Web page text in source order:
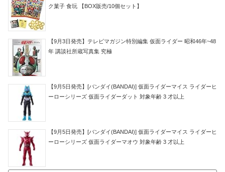
ク菓子 食玩 【BOX販売/10個セット】
【9月3日発売】テレビマガジン特別編集 仮面ライダー 昭和46年~48
年 講談社所蔵写真集 究極
【9月5日発売】[バンダイ(BANDAI)] 仮面ライダーマイス ライダーヒ
ーローシリーズ 仮面ライダーダット 対象年齢 3 才以上
【9月5日発売】[バンダイ(BANDAI)] 仮面ライダーマイス ライダーヒ
ーローシリーズ 仮面ライダーマオウ 対象年齢 3 才以上